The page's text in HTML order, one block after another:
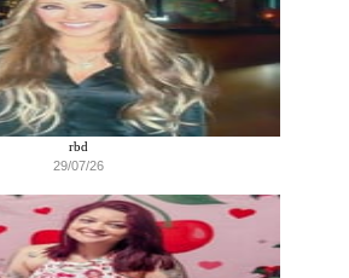
rbd
29/07/26